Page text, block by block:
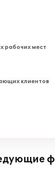
рабочих мест
клиентов